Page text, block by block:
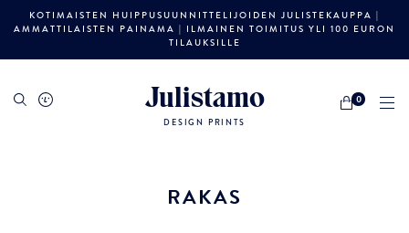
KOTIMAISTEN HUIPPUSUUNNITTELIJOIDEN JULISTEKAUPPA |
AMMATTILAISTEN PAINAMA | ILMAINEN TOIMITUS YLI 100 EURON
TILAUKSILLE
Julistamo
DESIGN PRINTS
0
RAKAS